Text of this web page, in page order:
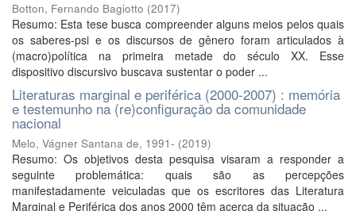
Botton, Fernando Bagiotto (2017)
Resumo: Esta tese busca compreender alguns meios pelos quais
os saberes-psi e os discursos de gênero foram articulados à
(macro)política na primeira metade do século XX. Esse
dispositivo discursivo buscava sustentar o poder ...
Literaturas marginal e periférica (2000-2007) : memória
e testemunho na (re)configuração da comunidade
nacional
Melo, Vágner Santana de, 1991- (2019)
Resumo: Os objetivos desta pesquisa visaram a responder a
seguinte problemática: quais são as percepções
manifestadamente veiculadas que os escritores das Literatura
Marginal e Periférica dos anos 2000 têm acerca da situação ...